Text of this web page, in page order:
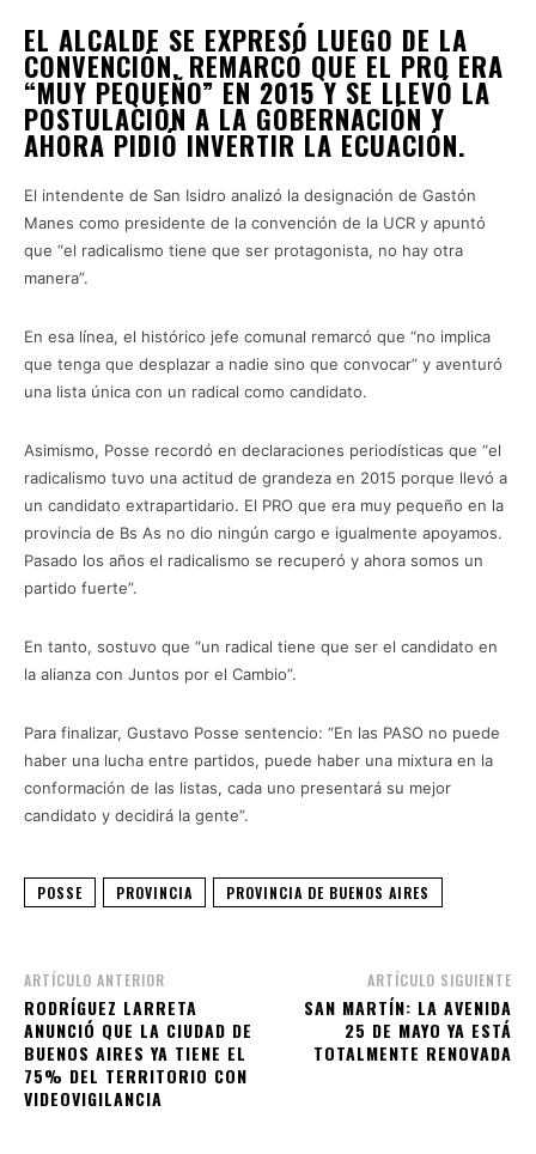
EL ALCALDE SE EXPRESÓ LUEGO DE LA
CONVENCIÓN. REMARCÓ QUE EL PRO ERA
“MUY PEQUEÑO” EN 2015 Y SE LLEVÓ LA
POSTULACIÓN A LA GOBERNACIÓN Y
AHORA PIDIÓ INVERTIR LA ECUACIÓN.
El intendente de San Isidro analizó la designación de Gastón
Manes como presidente de la convención de la UCR y apuntó
que “el radicalismo tiene que ser protagonista, no hay otra
manera”.
En esa línea, el histórico jefe comunal remarcó que “no implica
que tenga que desplazar a nadie sino que convocar” y aventuró
una lista única con un radical como candidato.
Asimismo, Posse recordó en declaraciones periodísticas que “el
radicalismo tuvo una actitud de grandeza en 2015 porque llevó a
un candidato extrapartidario. El PRO que era muy pequeño en la
provincia de Bs As no dio ningún cargo e igualmente apoyamos.
Pasado los años el radicalismo se recuperó y ahora somos un
partido fuerte”.
En tanto, sostuvo que “un radical tiene que ser el candidato en
la alianza con Juntos por el Cambio”.
Para finalizar, Gustavo Posse sentencio: “En las PASO no puede
haber una lucha entre partidos, puede haber una mixtura en la
conformación de las listas, cada uno presentará su mejor
candidato y decidirá la gente”.
POSSE PROVINCIA PROVINCIA DE BUENOS AIRES
ARTÍCULO ANTERIOR
RODRÍGUEZ LARRETA
ANUNCIÓ QUE LA CIUDAD DE
BUENOS AIRES YA TIENE EL
75% DEL TERRITORIO CON
VIDEOVIGILANCIA
ARTÍCULO SIGUIENTE
SAN MARTÍN: LA AVENIDA
25 DE MAYO YA ESTÁ
TOTALMENTE RENOVADA